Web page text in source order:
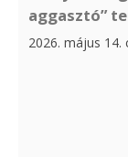
aggasztó”
2026. május 14.